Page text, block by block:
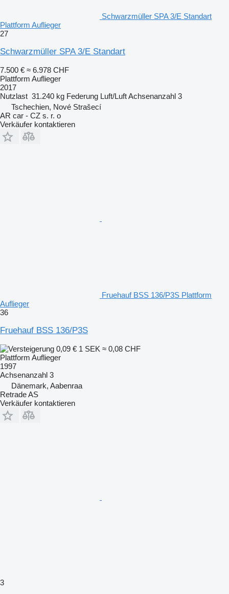
Schwarzmüller SPA 3/E Standart
Plattform Auflieger
27
Schwarzmüller SPA 3/E Standart
7.500 € ≈ 6.978 CHF
Plattform Auflieger
2017
Nutzlast 31.240 kg Federung Luft/LuftAchsenanzahl 3
Tschechien, Nové Strašecí
AR car - CZ s. r. o
Verkäufer kontaktieren
Fruehauf BSS 136/P3S Plattform
Auflieger
36
Fruehauf BSS 136/P3S
0,09 € 1 SEK ≈ 0,08 CHF
Plattform Auflieger
1997
Achsenanzahl 3
Dänemark, Aabenraa
Retrade AS
Verkäufer kontaktieren
3